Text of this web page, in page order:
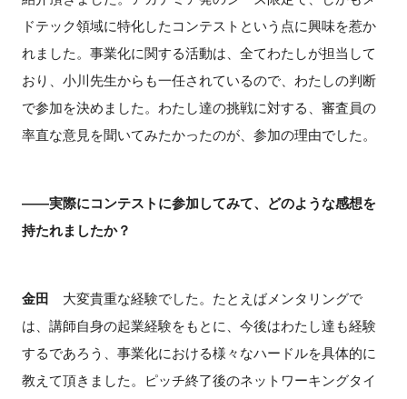
ドテック領域に特化したコンテストという点に興味を惹か
れました。事業化に関する活動は、全てわたしが担当して
おり、小川先生からも一任されているので、わたしの判断
で参加を決めました。わたし達の挑戦に対する、審査員の
率直な意見を聞いてみたかったのが、参加の理由でした。
――実際にコンテストに参加してみて、どのような感想を
持たれましたか？
金田
大変貴重な経験でした。たとえばメンタリングで
は、講師自身の起業経験をもとに、今後はわたし達も経験
するであろう、事業化における様々なハードルを具体的に
教えて頂きました。ピッチ終了後のネットワーキングタイ